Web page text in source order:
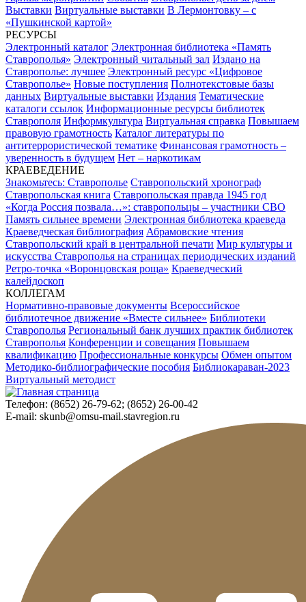
Выставки Виртуальные выставки В Лермонтовку – с
«Пушкинской картой»
РЕСУРСЫ
Электронный каталог Электронная библиотека «Память
Ставрополья» Электронный читальный зал Издано на
Ставрополье: лучшее Электронный ресурс «Цифровое
Ставрополье» Новые поступления Полнотекстовые базы
данных Виртуальные выставки Издания Тематические
каталоги ссылок Информационные ресурсы библиотек
Ставрополя Информкультура Виртуальная справка Повышаем
правовую грамотность Каталог литературы по
антитеррористической тематике Финансовая грамотность –
уверенность в будущем Нет – наркотикам
КРАЕВЕДЕНИЕ
Знакомьтесь: Ставрополье Ставропольский хронограф
Ставропольская книга Ставропольская правда 1945 год
«Когда Россия позвала…»: ставропольцы – участники СВО
Память сильнее времени Электронная библиотека краеведа
Краеведческая библиография Абрамовские чтения
Ставропольский край в центральной печати Мир культуры и
искусства Ставрополья на страницах периодических изданий
Ретро-точка «Воронцовская роща» Краеведческий
калейдоскоп
КОЛЛЕГАМ
Нормативно-правовые документы Всероссийское
библиотечное движение «Вместе сильнее» Библиотеки
Ставрополья Региональный банк лучших практик библиотек
Ставрополья Конференции и совещания Повышаем
квалификацию Профессиональные конкурсы Обмен опытом
Методико-библиографические пособия Библиокараван-2023
Виртуальный методист
Телефон: (8652) 26-79-62; (8652) 26-00-42
E-mail: skunb@omsu-mail.stavregion.ru